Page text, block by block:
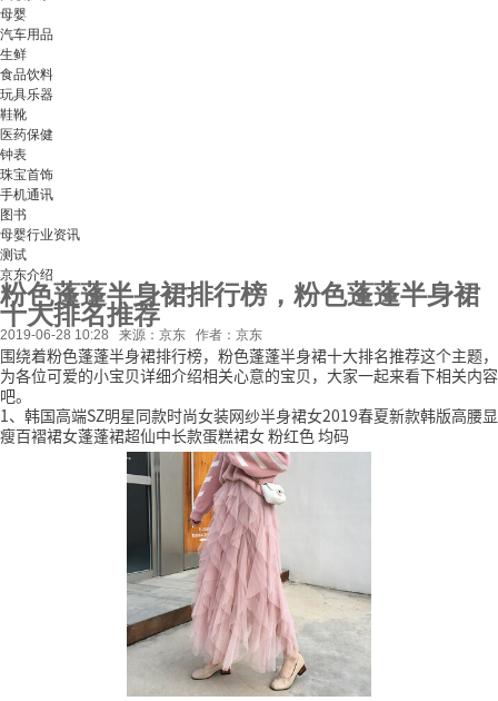
母婴
汽车用品
生鲜
食品饮料
玩具乐器
鞋靴
医药保健
钟表
珠宝首饰
手机通讯
图书
母婴行业资讯
测试
京东介绍
粉色蓬蓬半身裙排行榜，粉色蓬蓬半身裙
十大排名推荐
2019-06-28 10:28 来源：京东 作者：京东
围绕着粉色蓬蓬半身裙排行榜，粉色蓬蓬半身裙十大排名推荐这个主题，
为各位可爱的小宝贝详细介绍相关心意的宝贝，大家一起来看下相关内容
吧。
1、韩国高端SZ明星同款时尚女装网纱半身裙女2019春夏新款韩版高腰显
瘦百褶裙女蓬蓬裙超仙中长款蛋糕裙女 粉红色 均码